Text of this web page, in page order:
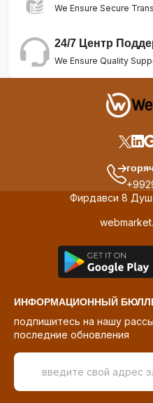
We Ensure Secure
24/7 Центр
We Ensure Quality
Фирдавси 8
ИНФОРМАЦИОННЫЙ
подпишитесь на нашу
последние обновления